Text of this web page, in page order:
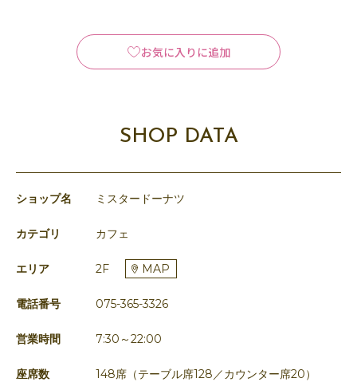
お気に入りに追加
SHOP DATA
ショップ名 ミスタードーナツ
カテゴリ カフェ
エリア 2F MAP
電話番号 075-365-3326
営業時間 7:30～22:00
座席数 148席（テーブル席128／カウンター席20）